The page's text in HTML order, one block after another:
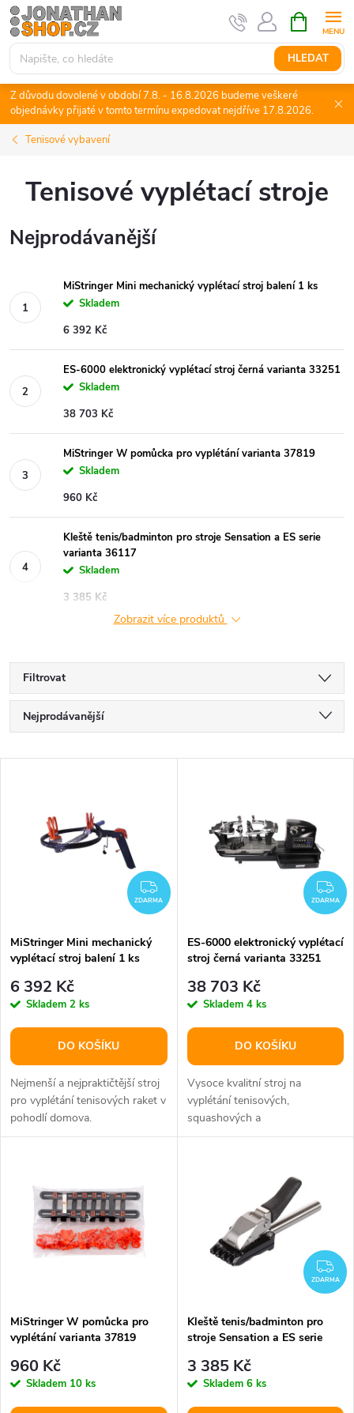
Přejít
na
obsah
HLEDAT
NÁKUPNÍ
KOŠÍK
Z důvodu dovolené v období 7.8. - 16.8.2026 budeme veškeré
objednávky přijaté v tomto termínu expedovat nejdříve 17.8.2026.
Tenisové vybavení
Tenisové vyplétací stroje
Nejprodávanější
MiStringer Mini mechanický vyplétací stroj balení 1 ks
Skladem
6 392 Kč
ES-6000 elektronický vyplétací stroj černá varianta 33251
Skladem
38 703 Kč
MiStringer W pomůcka pro vyplétání varianta 37819
Skladem
960 Kč
Kleště tenis/badminton pro stroje Sensation a ES serie
varianta 36117
Skladem
3 385 Kč
Zobrazit více produktů
Filtrovat
Ř
a
p
r
o
d
u
Nejprodávanější
s
p
r
o
d
u
ZDARMA
ZDARMA
MiStringer Mini mechanický
vyplétací stroj balení 1 ks
6 392 Kč
Skladem 2 ks
DO KOŠÍKU
Nejmenší a nejpraktičtější stroj
pro vyplétání tenisových raket v
pohodlí domova.
Bezkonkurenční cena.
ZDARMA
ES-6000 elektronický vyplétací
stroj černá varianta 33251
38 703 Kč
Skladem 4 ks
DO KOŠÍKU
Vysoce kvalitní stroj na
vyplétání tenisových,
squashových a
badmintonových raket. Skvělá
MiStringer W pomůcka pro
vyplétání varianta 37819
960 Kč
Skladem 10 ks
ZDARMA
Kleště tenis/badminton pro
stroje Sensation a ES serie
3 385 Kč
Skladem 6 ks